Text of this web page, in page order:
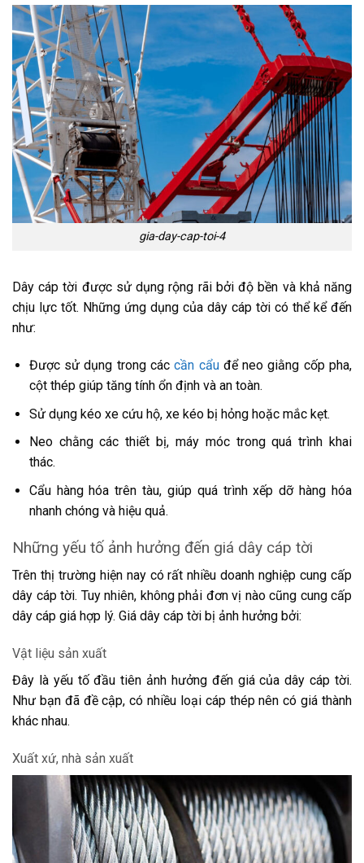
gia-day-cap-toi-4
Dây cáp tời được sử dụng rộng rãi bởi độ bền và khả năng
chịu lực tốt. Những ứng dụng của dây cáp tời có thể kể đến
như:
Được sử dụng trong cáccần cẩuđể neo giằng cốp pha,
cột thép giúp tăng tính ổn định và an toàn.
Sử dụng kéo xe cứu hộ, xe kéo bị hỏng hoặc mắc kẹt.
Neo chằng các thiết bị, máy móc trong quá trình khai
thác.
Cẩu hàng hóa trên tàu, giúp quá trình xếp dỡ hàng hóa
nhanh chóng và hiệu quả.
Những yếu tố ảnh hưởng đến giá dây cáp tời
Trên thị trường hiện nay có rất nhiều doanh nghiệp cung cấp
dây cáp tời. Tuy nhiên, không phải đơn vị nào cũng cung cấp
dây cáp giá hợp lý. Giá dây cáp tời bị ảnh hưởng bởi:
Vật liệu sản xuất
Đây là yếu tố đầu tiên ảnh hưởng đến giá của dây cáp tời.
Như bạn đã đề cập, có nhiều loại cáp thép nên có giá thành
khác nhau.
Xuất xứ, nhà sản xuất